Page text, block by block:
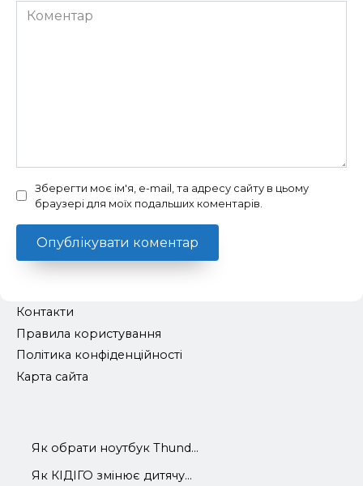
Коментар
Зберегти моє ім'я, e-mail, та адресу сайту в цьому
браузері для моїх подальших коментарів.
Контакти
Правила користування
Політика конфіденційності
Карта сайта
Як обрати ноутбук Thund...
Як КІДІГО змінює дитячу...